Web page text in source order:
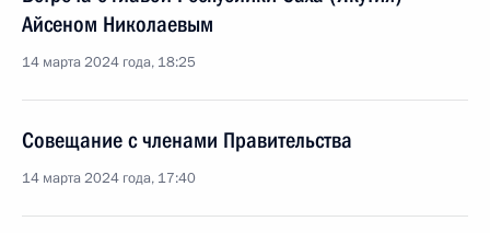
Айсеном Николаевым
14 марта 2024 года, 18:25
Совещание с членами Правительства
14 марта 2024 года, 17:40